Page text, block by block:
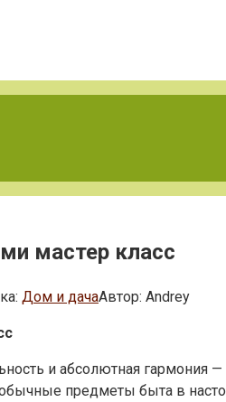
мастер класс
Дом и дачаАвтор: Andrey
и абсолютная гармония
предметы быта в